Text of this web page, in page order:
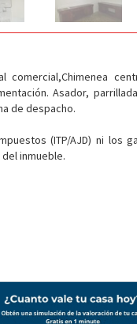
comercial,Chimenea
Asador,
de despacho.
(ITP/AJD) ni los
del inmueble.